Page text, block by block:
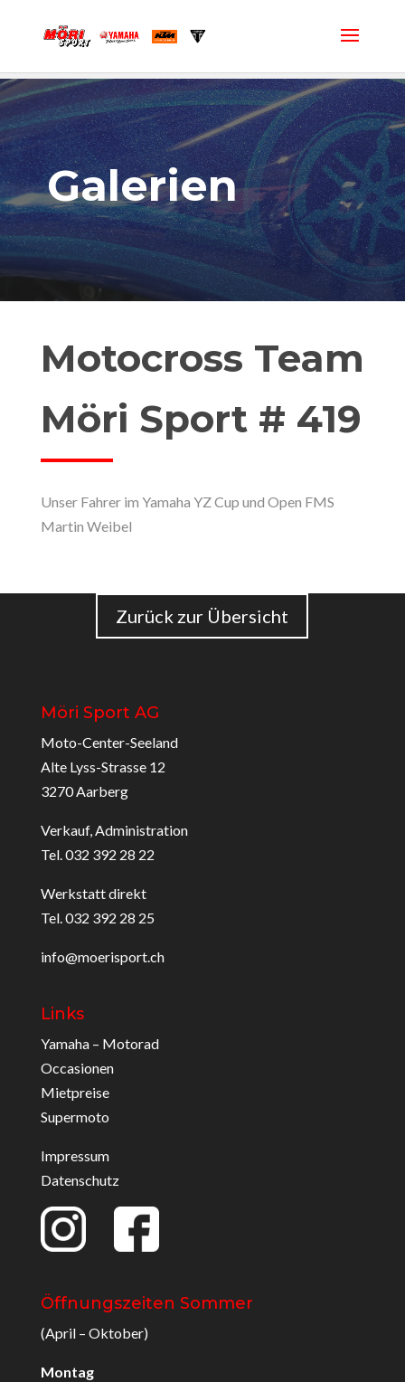
Galerien
Motocross Team
Möri Sport # 419
Unser Fahrer im Yamaha YZ Cup und Open FMS
Martin Weibel
Zurück zur Übersicht
Möri Sport AG
Moto-Center-Seeland
Alte Lyss-Strasse 12
3270 Aarberg
Verkauf, Administration
Tel. 032 392 28 22
Werkstatt direkt
Tel. 032 392 28 25
info@moerisport.ch
Links
Yamaha – Motorad
Occasionen
Mietpreise
Supermoto
Impressum
Datenschutz
Öffnungszeiten Sommer
(April – Oktober)
Montag